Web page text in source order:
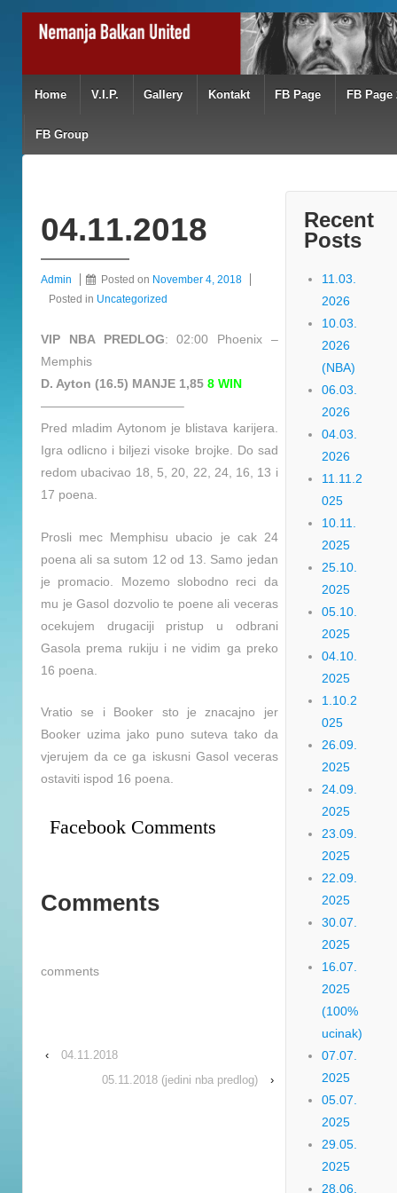
Home V.I.P. Gallery Kontakt FB Page FB Page
FB Group
04.11.2018
Admin Posted on November 4, 2018
Posted in Uncategorized
VIP NBA PREDLOG: 02:00 Phoenix –
Memphis
D. Ayton (16.5) MANJE 1,85 8 WIN
———————————–
Pred mladim Aytonom je blistava karijera.
Igra odlicno i biljezi visoke brojke. Do sad
redom ubacivao 18, 5, 20, 22, 24, 16, 13 i
17 poena.
Prosli mec Memphisu ubacio je cak 24
poena ali sa sutom 12 od 13. Samo jedan
je promacio. Mozemo slobodno reci da
mu je Gasol dozvolio te poene ali veceras
ocekujem drugaciji pristup u odbrani
Gasola prema rukiju i ne vidim ga preko
16 poena.
Vratio se i Booker sto je znacajno jer
Booker uzima jako puno suteva tako da
vjerujem da ce ga iskusni Gasol veceras
ostaviti ispod 16 poena.
Facebook Comments
Comments
comments
‹
04.11.2018
05.11.2018 (jedini nba predlog)
›
Recent
Posts
11.03.
2026
10.03.
2026
(NBA)
06.03.
2026
04.03.
2026
11.11.2
025
10.11.
2025
25.10.
2025
05.10.
2025
04.10.
2025
1.10.2
025
26.09.
2025
24.09.
2025
23.09.
2025
22.09.
2025
30.07.
2025
16.07.
2025
(100%
ucinak)
07.07.
2025
05.07.
2025
29.05.
2025
28.06.